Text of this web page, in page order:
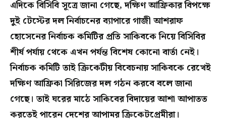
এদিকে বিসিবি সূত্রে জানা গেছে, দক্ষিণ আফ্রিকার বিপক্ষে
দুই টেস্টের দল নির্বাচনের ব্যাপারে গাজী আশরাফ
হোসেনের নির্বাচক কমিটির প্রতি সাকিবকে নিয়ে বিসিবির
শীর্ষ পর্যায় থেকে এখন পর্যন্ত বিশেষ কোনো বার্তা নেই।
নির্বাচক কমিটি তাই ক্রিকেটীয় বিবেচনায় সাকিবকে রেখেই
দক্ষিণ আফ্রিকা সিরিজের দল গঠন করবে বলে জানা
গেছে। তাই ঘরের মাঠে সাকিবের বিদায়ের আশা আপাতত
করতেই পারেন দেশের আপামর ক্রিকেটপ্রেমীরা।